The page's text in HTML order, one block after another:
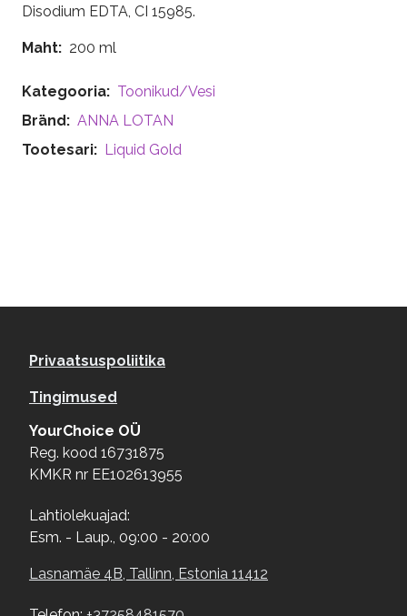
Disodium EDTA, CI 15985.
Maht 200 ml
Kategooria
Toonikud/Vesi
Bränd
ANNA LOTAN
Tootesari
Liquid Gold
Footer menu
Privaatsuspoliitika
Tingimused
YourChoice OÜ
Reg. kood 16731875
KMKR nr EE102613955
Lahtiolekuajad:
Esm. - Laup., 09:00 - 20:00
Lasnamäe 4B, Tallinn, Estonia 11412